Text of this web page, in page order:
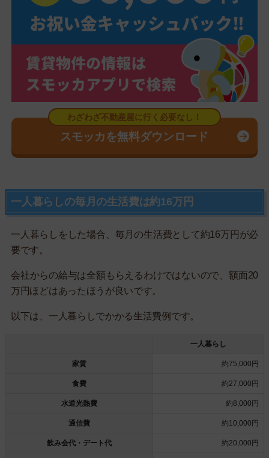
スモッカを無料ダウンロード
一人暮らしの毎月の生活費は約16万円
一人暮らしをした場合、毎月の生活費として約16万円が必
要です。
会社からの給与は全額もらえるわけではないので、額面20
万円ほどはあったほうが良いです。
以下は、一人暮らしでかかる生活費例です。
一人暮らし
家賃 約75,000円
食費 約27,000円
水道光熱費 約8,000円
通信費 約10,000円
飲み会代・デート代 約20,000円